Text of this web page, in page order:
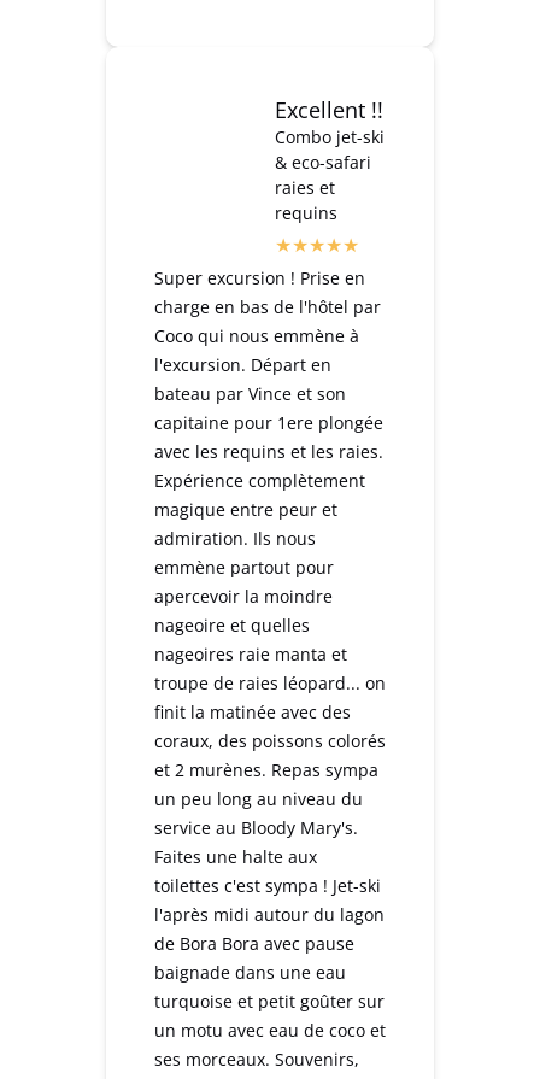
Excellent !!
Combo jet-ski
& eco-safari
raies et
requins
Super excursion ! Prise en
charge en bas de l'hôtel par
Coco qui nous emmène à
l'excursion. Départ en
bateau par Vince et son
capitaine pour 1ere plongée
avec les requins et les raies.
Expérience complètement
magique entre peur et
admiration. Ils nous
emmène partout pour
apercevoir la moindre
nageoire et quelles
nageoires raie manta et
troupe de raies léopard... on
finit la matinée avec des
coraux, des poissons colorés
et 2 murènes. Repas sympa
un peu long au niveau du
service au Bloody Mary's.
Faites une halte aux
toilettes c'est sympa ! Jet-ski
l'après midi autour du lagon
de Bora Bora avec pause
baignade dans une eau
turquoise et petit goûter sur
un motu avec eau de coco et
ses morceaux. Souvenirs,